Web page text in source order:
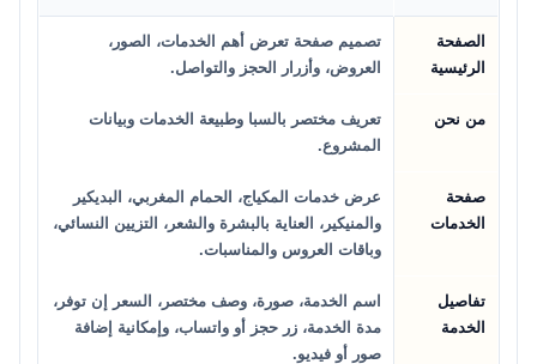
الصفحة
الرئيسية
تصميم صفحة تعرض أهم الخدمات، الصور،
العروض، وأزرار الحجز والتواصل.
من نحن
تعريف مختصر بالسبا وطبيعة الخدمات وبيانات
المشروع.
صفحة
الخدمات
عرض خدمات المكياج، الحمام المغربي، البديكير
والمنيكير، العناية بالبشرة والشعر، التزيين النسائي،
وباقات العروس والمناسبات.
تفاصيل
الخدمة
اسم الخدمة، صورة، وصف مختصر، السعر إن توفر،
مدة الخدمة، زر حجز أو واتساب، وإمكانية إضافة
صور أو فيديو.